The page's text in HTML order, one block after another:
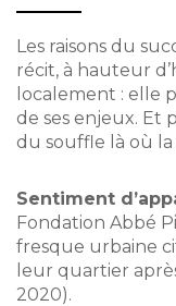
Les raisons du
récit, à hauteur
localement : elle
de ses enjeux. Et
du souffle là où la
Sentiment
Fondation Abbé
fresque urbaine
leur quartier
2020).